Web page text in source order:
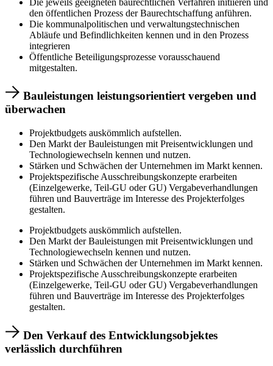
den öffentlichen Prozess der Baurechtschaffung anführen.
Die kommunalpolitischen und verwaltungstechnischen
Abläufe und Befindlichkeiten kennen und in den Prozess
integrieren
Öffentliche Beteiligungsprozesse vorausschauend
mitgestalten.
Bauleistungen leistungsorientiert vergeben und
überwachen
Projektbudgets auskömmlich aufstellen.
Den Markt der Bauleistungen mit Preisentwicklungen und
Technologiewechseln kennen und nutzen.
Stärken und Schwächen der Unternehmen im Markt kennen.
Projektspezifische Ausschreibungskonzepte erarbeiten
(Einzelgewerke, Teil-GU oder GU) Vergabeverhandlungen
führen und Bauverträge im Interesse des Projekterfolges
gestalten.
Projektbudgets auskömmlich aufstellen.
Den Markt der Bauleistungen mit Preisentwicklungen und
Technologiewechseln kennen und nutzen.
Stärken und Schwächen der Unternehmen im Markt kennen.
Projektspezifische Ausschreibungskonzepte erarbeiten
(Einzelgewerke, Teil-GU oder GU) Vergabeverhandlungen
führen und Bauverträge im Interesse des Projekterfolges
gestalten.
Den Verkauf des Entwicklungsobjektes
verlässlich durchführen